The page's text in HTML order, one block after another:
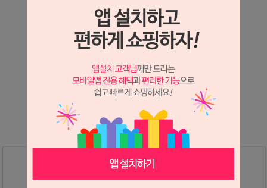
상세정보 새창 열기
상세 정보를 확대해 보실 수 있습니다.
※ 필독해주세요 ※
는 시세 변동에 따라 가격이 달라질 수 있으니
문의 후 주문 바랍니다.